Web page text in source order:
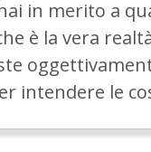
in merito a
è la vera
intendere le